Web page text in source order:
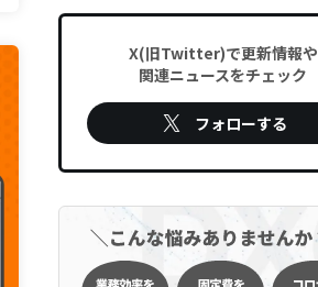
X(旧Twitter)で更新情報や
関連ニュースをチェック
フォローする